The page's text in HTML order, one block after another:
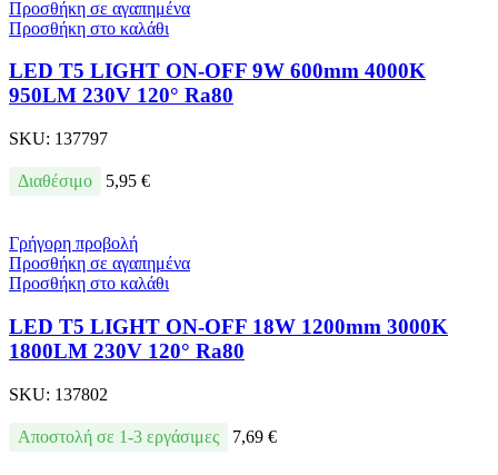
Προσθήκη σε αγαπημένα
Προσθήκη στο καλάθι
LED T5 LIGHT ON-OFF 9W 600mm 4000K
950LM 230V 120° Ra80
SKU: 137797
Διαθέσιμο 5,95 €
Γρήγορη προβολή
Προσθήκη σε αγαπημένα
Προσθήκη στο καλάθι
LED T5 LIGHT ON-OFF 18W 1200mm 3000K
1800LM 230V 120° Ra80
SKU: 137802
Αποστολή σε 1-3 εργάσιμες 7,69 €